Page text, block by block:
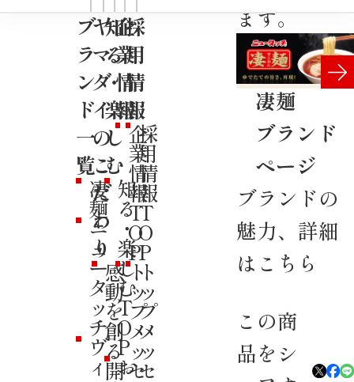
ブ
ラ
ン
ド
一
覧
凄
麺
ニ
ュ
ー
タ
ッ
チ
ヴ
ィ
ヤ
マ
ダ
イ
の
こ
だ
わ
り
感
動
を
創
る
開
知
る
・
楽
し
む
知
る
・
楽
し
む
T
O
P
お
企
業
情
報
企
業
情
報
T
O
P
ト
ッ
プ
メ
ッ
セ
採
用
情
報
採
用
情
報
T
O
P
ト
ッ
プ
メ
ッ
セ
ます。
凄麺
ブランド
ページ
ブランドの
魅力、詳細
はこちら
この商
品をシ